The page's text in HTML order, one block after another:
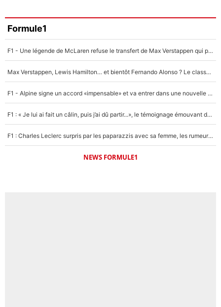
Formule1
F1 - Une légende de McLaren refuse le transfert de Max Verstappen qui pourrait «faire des vagues» et plomber l'ambiance dans l'équipe
Max Verstappen, Lewis Hamilton… et bientôt Fernando Alonso ? Le classement des pilotes les mieux payés en Formule 1 risque de changer !
F1 - Alpine signe un accord «impensable» et va entrer dans une nouvelle dimension : Grande nouvelle pour Pierre Gasly !
F1 : « Je lui ai fait un câlin, puis j’ai dû partir...», le témoignage émouvant de Max Verstappen sur sa fille
F1 : Charles Leclerc surpris par les paparazzis avec sa femme, les rumeurs étaient vraies !
NEWS FORMULE1